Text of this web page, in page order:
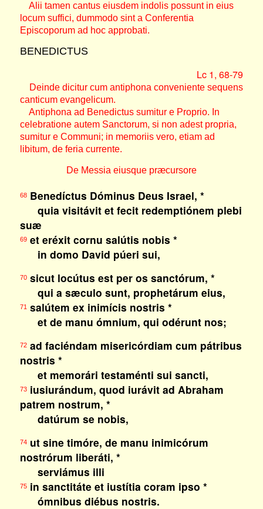
Alii tamen cantus eiusdem indolis possunt in eius
locum suffici, dummodo sint a Conferentia
Episcoporum ad hoc approbati.
BENEDICTUS
Lc 1, 68-79
Deinde dicitur cum antiphona conveniente sequens
canticum evangelicum.
Antiphona ad Benedictus sumitur e Proprio. In
celebratione autem Sanctorum, si non adest propria,
sumitur e Communi; in memoriis vero, etiam ad
libitum, de feria currente.
De Messia eiusque præcursore
68Benedíctus Dóminus Deus Israel, *
quia visitávit et fecit redemptiónem plebi
suæ
69et eréxit cornu salútis nobis *
in domo David púeri sui,
70sicut locútus est per os sanctórum, *
qui a sæculo sunt, prophetárum eius,
71salútem ex inimícis nostris *
et de manu ómnium, qui odérunt nos;
72ad faciéndam misericórdiam cum pátribus
nostris *
et memorári testaménti sui sancti,
73iusiurándum, quod iurávit ad Abraham
patrem nostrum, *
datúrum se nobis,
74ut sine timóre, de manu inimicórum
nostrórum liberáti, *
serviámus illi
75in sanctitáte et iustítia coram ipso *
ómnibus diébus nostris.